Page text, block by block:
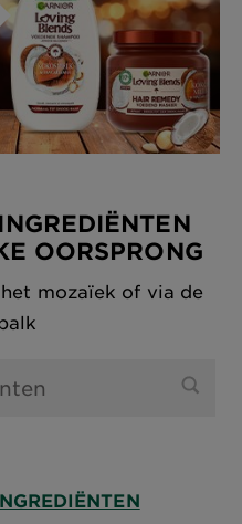
OORSPRONG
mozaïek of via de